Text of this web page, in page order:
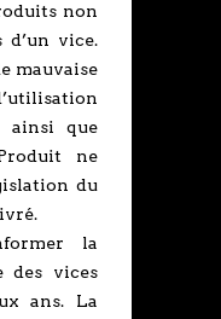
non
d’un vice.
mauvaise
ainsi que
ne
du
la
des vices
ans. La